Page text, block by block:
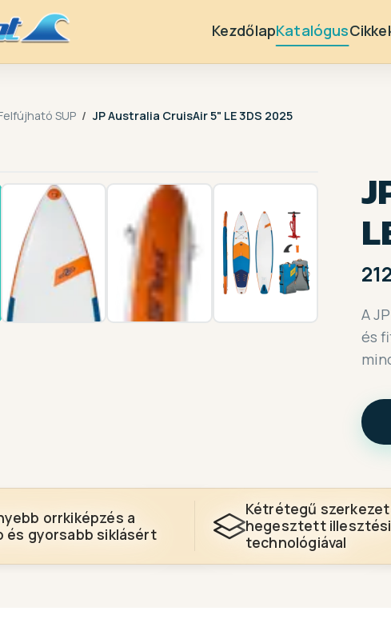
KezdőlapKatalógus
SUP JP Australia CruisAir 5" LE 3DS 2025
A
és
orrkiképzés a
és gyorsabb siklásért
Kétrétegű szerkezet
hegesztett illesztési
technológiával